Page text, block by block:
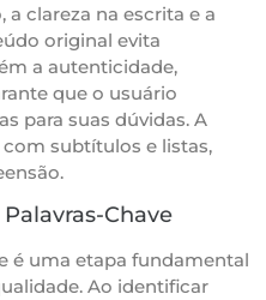
clareza na escrita e a
original evita
a autenticidade,
que o usuário
para suas dúvidas. A
subtítulos e listas,
Chave
é uma etapa fundamental
Ao identificar